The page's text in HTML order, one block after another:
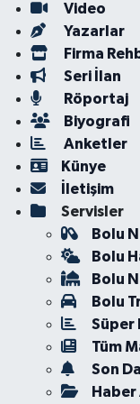
Video
Yazarlar
Firma
Seri İlan
Röportaj
Biyografi
Anketler
Künye
İletişim
Servisler
Bolu
Bolu
Bolu
Bolu
Süper
Tüm
Son
Haber